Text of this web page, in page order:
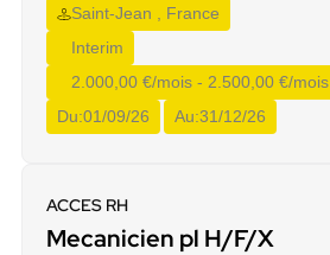
Saint-Jean , France
Interim
2.000,00 €/mois - 2.500,00 €/mois
Du:01/09/26 Au:31/12/26
ACCES RH
Mecanicien pl H/F/X